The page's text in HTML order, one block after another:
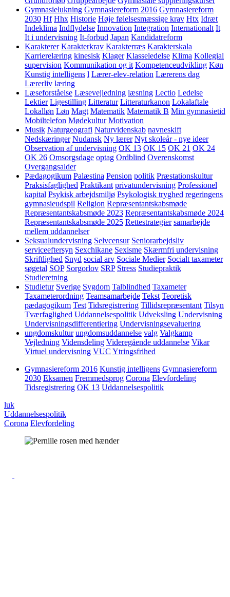
Gymnasielukning Gymnasiereform 2016 Gymnasiereform
2030 Hf Hhx Historie Høje følelsesmæssige krav Htx Idræt
Indeklima Indflydelse Innovation Integration Internationalt It
It i undervisning It-forbud Japan Kandidatreform
Karakterer Karakterkrav Karakterræs Karakterskala
Karrierelæring kinesisk Klager Klasseledelse Klima Kollegial
supervision Kommunikation og it Kompetenceudvikling Køn
Kunstig intelligens l Lærer-elev-relation Lærerens dag
Lærerliv læring
Læseforståelse Læsevejledning læsning Lectio Ledelse
Lektier Ligestilling Litteratur Litteraturkanon Lokalaftale
Lokalløn Løn Magt Matematik Matematik B Min gymnasietid
Mobiltelefon Mødekultur Motivation
Musik Naturgeografi Naturvidenskab navneskift
Nedskæringer Nudansk Ny lærer Nyt skoleår - nye ideer
Observation af undervisning OK 13 OK 15 OK 21 OK 24
OK 26 Omsorgsdage optag Ordblind Overenskomst
Overgangsalder
Pædagogikum Palæstina Pension politik Præstationskultur
Praksisfaglighed Praktikant privatundervisning Professionel
kapital Psykisk arbejdsmiljø Psykologisk tryghed regeringens
gymnasieudspil Religion Repræsentantskabsmøde
Repræsentantskabsmøde 2023 Repræsentantskabsmøde 2024
Repræsentantskabsmøde 2025 Rettestrategier samarbejde
mellem uddannelser
Seksualundervisning Selvcensur Seniorarbejdsliv
serviceeftersyn Sexchikane Sexisme Skærmfri undervisning
Skriftlighed Snyd social arv Sociale Medier Socialt taxameter
søgetal SOP Sorgorlov SRP Stress Studiepraktik
Studieretning
Studietur Sverige Sygdom Talblindhed Taxameter
Taxameterordning Teamsamarbejde Tekst Teoretisk
pædagogikum Test Tidsregistrering Tillidsrepræsentant Tilsyn
Tværfaglighed Uddannelsespolitik Udveksling Undervisning
Undervisningsdifferentiering Undervisningsevaluering
ungdomskultur ungdomsuddannelse valg Valgkamp
Vejledning Vidensdeling Videregående uddannelse Vikar
Virtuel undervisning VUC Ytringsfrihed
Gymnasiereform 2016 Kunstig intelligens Gymnasiereform
2030 Eksamen Fremmedsprog Corona Elevfordeling
Tidsregistrering OK 13 Uddannelsespolitik
luk
Uddannelsespolitik
Corona Elevfordeling